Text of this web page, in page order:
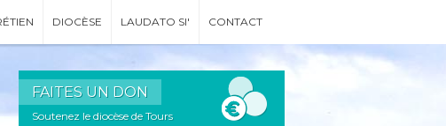
DIOCÈSE LAUDATO SI' CONTACT
FAITES UN DON
Soutenez le diocèse de Tours